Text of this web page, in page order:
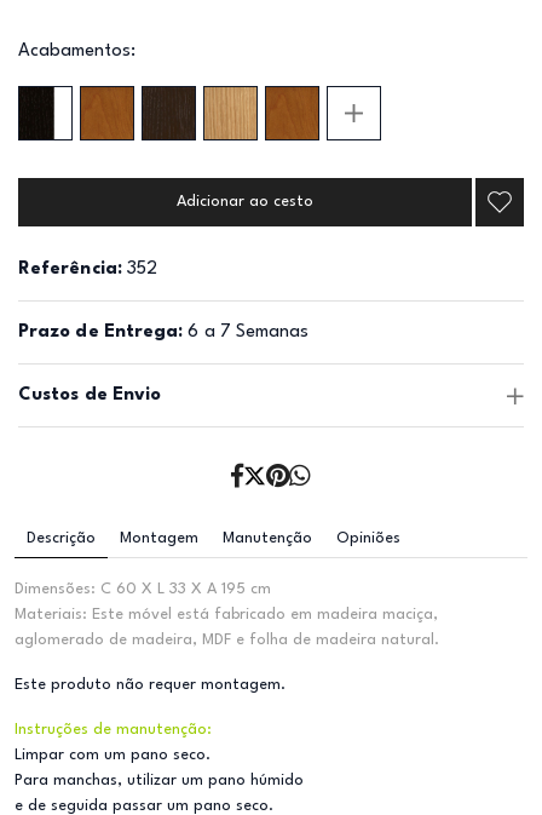
Acabamentos:
Adicionar ao cesto
Referência: 352
Prazo de Entrega: 6 a 7 Semanas
Custos de Envio
Descrição Montagem Manutenção Opiniões
Dimensões: C 60 X L 33 X A 195 cm
Materiais: Este móvel está fabricado em madeira maciça,
aglomerado de madeira, MDF e folha de madeira natural.
Este produto não requer montagem.
Instruções de manutenção:
Limpar com um pano seco.
Para manchas, utilizar um pano húmido
e de seguida passar um pano seco.